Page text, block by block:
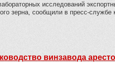
исследований
зерна, сообщили в пресс-службе
винзавода